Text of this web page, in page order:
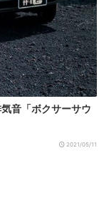
音「ボクサーサウ
2021/05/11